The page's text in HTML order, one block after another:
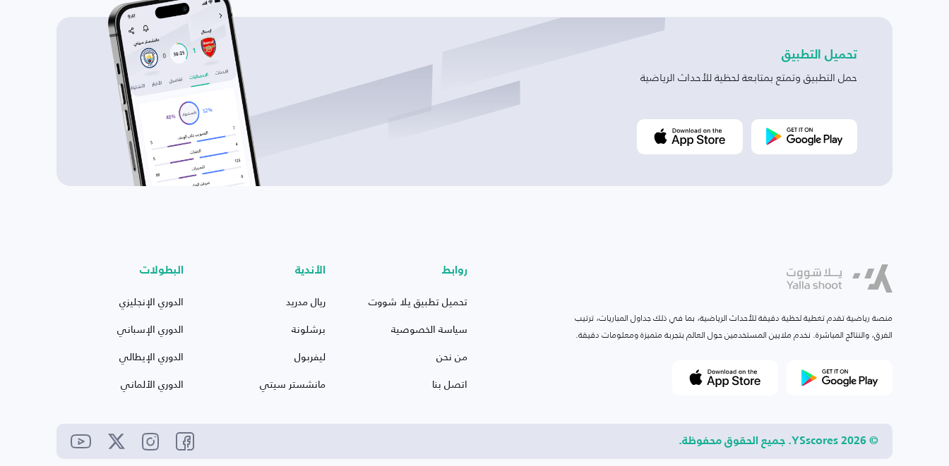
تحميل التطبيق
حمل التطبيق وتمتع بمتابعة لحظية للأحداث الرياضية
منصة رياضية تقدم تغطية لحظية دقيقة للأحداث الرياضية، بما في ذلك جداول المباريات، ترتيب
الفرق، والنتائج المباشرة. نخدم ملايين المستخدمين حول العالم بتجربة متميزة ومعلومات دقيقة.
روابط
تحميل تطبيق يلا شووت
سياسة الخصوصية
من نحن
اتصل بنا
الأندية
ريال مدريد
برشلونة
ليفربول
مانشستر سيتي
البطولات
الدوري الإنجليزي
الدوري الإسباني
الدوري الإيطالي
الدوري الألماني
© 2026 YSscores. جميع الحقوق محفوظة.